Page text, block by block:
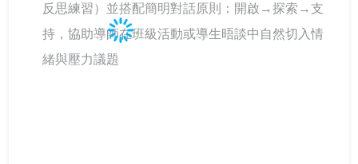
反思練習）並搭配簡明對話原則：開啟→探索→支
持，協助導師在班級活動或導生晤談中自然切入情
緒與壓力議題